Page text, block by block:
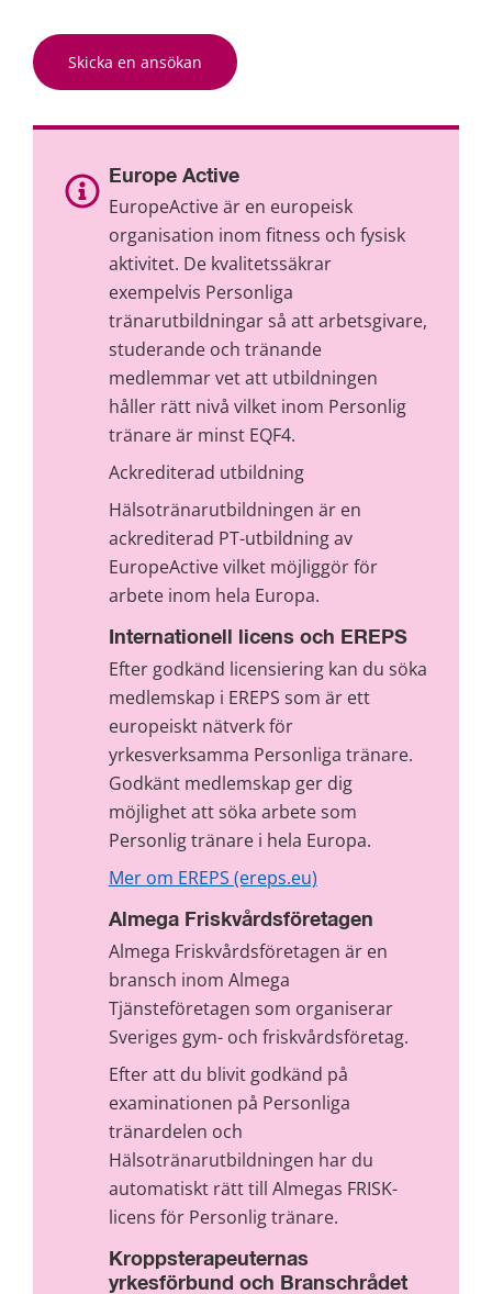
Skicka en ansökan
Europe Active
EuropeActive är en europeisk
organisation inom fitness och fysisk
aktivitet. De kvalitetssäkrar
exempelvis Personliga
tränarutbildningar så att arbetsgivare,
studerande och tränande
medlemmar vet att utbildningen
håller rätt nivå vilket inom Personlig
tränare är minst EQF4.
Ackrediterad utbildning
Hälsotränarutbildningen är en
ackrediterad PT-utbildning av
EuropeActive vilket möjliggör för
arbete inom hela Europa.
Internationell licens och EREPS
Efter godkänd licensiering kan du söka
medlemskap i EREPS som är ett
europeiskt nätverk för
yrkesverksamma Personliga tränare.
Godkänt medlemskap ger dig
möjlighet att söka arbete som
Personlig tränare i hela Europa.
Mer om EREPS (ereps.eu)
Almega Friskvårdsföretagen
Almega Friskvårdsföretagen är en
bransch inom Almega
Tjänsteföretagen som organiserar
Sveriges gym- och friskvårdsföretag.
Efter att du blivit godkänd på
examinationen på Personliga
tränardelen och
Hälsotränarutbildningen har du
automatiskt rätt till Almegas FRISK-
licens för Personlig tränare.
Kroppsterapeuternas
yrkesförbund och Branschrådet